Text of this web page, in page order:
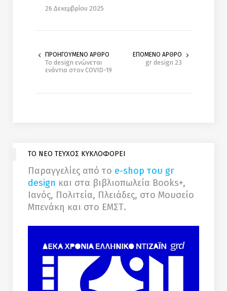
26 Δεκεμβρίου 2025
ΠΡΟΗΓΟΥΜΕΝΟ ΑΡΘΡΟ
Το design ενώνεται
ενάντια στον COVID-19
ΕΠΟΜΕΝΟ ΑΡΘΡΟ
gr design 23
ΤΟ ΝΕΟ ΤΕΥΧΟΣ ΚΥΚΛΟΦΟΡΕΙ
Παραγγελίες από το e-shop του gr
design και στα βιβλιοπωλεία Books+,
Ιανός, Πολιτεία, Πλειάδες, στο Μουσείο
Μπενάκη και στο ΕΜΣΤ.